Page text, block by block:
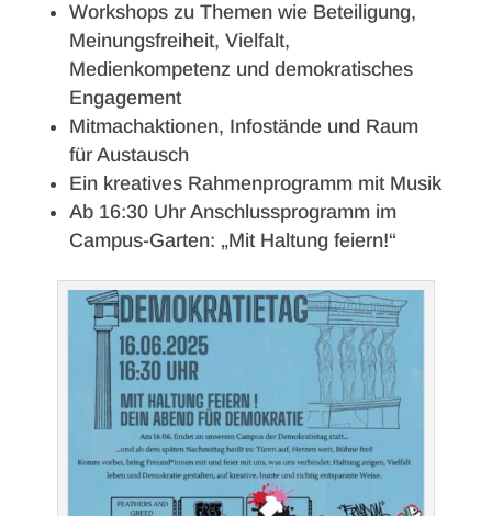
Workshops zu Themen wie Beteiligung,
Meinungsfreiheit, Vielfalt,
Medienkompetenz und demokratisches
Engagement
Mitmachaktionen, Infostände und Raum
für Austausch
Ein kreatives Rahmenprogramm mit Musik
Ab 16:30 Uhr Anschlussprogramm im
Campus-Garten: „Mit Haltung feiern!“